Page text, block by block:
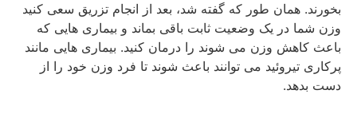
بخورند. همان طور که گفته شد، بعد از انجام تزریق سعی کنید
وزن شما در یک وضعیت ثابت باقی بماند و بیماری هایی که
باعث کاهش وزن می شوند را درمان کنید. بیماری هایی مانند
پرکاری تیروئید می توانند باعث شوند تا فرد وزن خود را از
دست بدهد.